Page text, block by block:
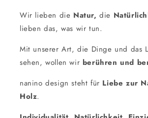
Wir lieben die Natur, die
lieben das, was wir tun.
Mit unserer Art, die Dinge und das
sehen, wollen wir berühren und
nanino design steht für Liebe zur
Holz.